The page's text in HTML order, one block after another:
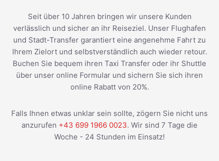
Seit über 10 Jahren bringen wir unsere Kunden
verlässlich und sicher an ihr Reiseziel. Unser Flughafen
und Stadt-Transfer garantiert eine angenehme Fahrt zu
Ihrem Zielort und selbstverständlich auch wieder retour.
Buchen Sie bequem ihren Taxi Transfer oder ihr Shuttle
über unser online Formular und sichern Sie sich ihren
online Rabatt von 20%.
Falls Ihnen etwas unklar sein sollte, zögern Sie nicht uns
anzurufen +43 699 1966 0023. Wir sind 7 Tage die
Woche - 24 Stunden im Einsatz!